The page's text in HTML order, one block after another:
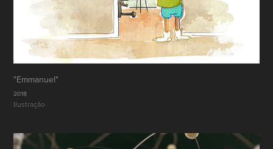
"Emmanuel"
2018
Ilustração